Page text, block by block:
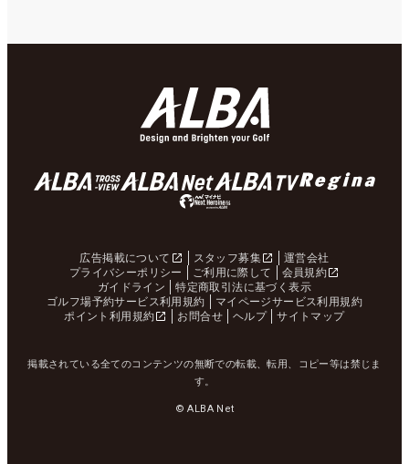
広告掲載について スタッフ募集
運営会社
プライバシーポリシー
ご利用に際して
会員規約
ガイドライン
特定商取引法に基づく表示
ゴルフ場予約サービス利用規約
マイページサービス利用規約
ポイント利用規約
お問合せ ヘルプ サイトマップ
掲載されている全てのコンテンツの無断での転載、転用、コピー等は禁じま
す。
© ALBA Net